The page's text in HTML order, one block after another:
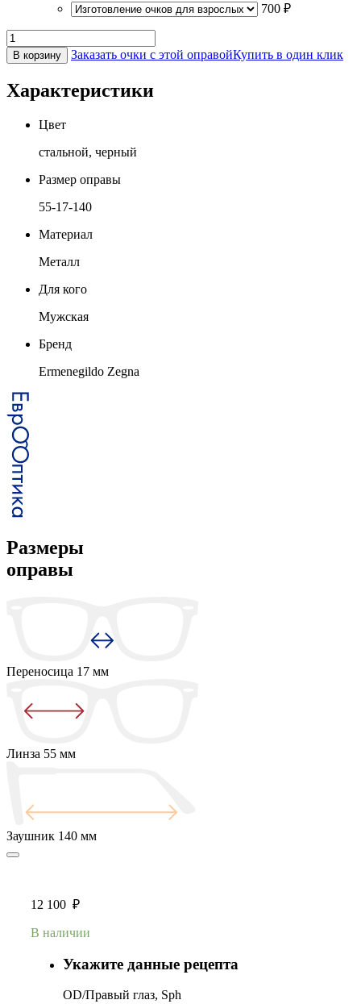
700 ₽
В корзину Заказать очки с этой оправойКупить в один клик
Характеристики
Цвет
стальной, черный
Размер оправы
55-17-140
Материал
Металл
Для кого
Мужская
Бренд
Ermenegildo Zegna
Размеры
оправы
Переносица 17 мм
Линза 55 мм
Заушник 140 мм
12 100 ₽
В наличии
Укажите данные рецепта
OD/Правый глаз, Sph